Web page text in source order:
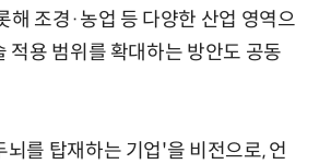
해 조경·농업 등 다양한 산업 영역으
적용 범위를 확대하는 방안도 공동
를 탑재하는 기업'을 비전으로, 언